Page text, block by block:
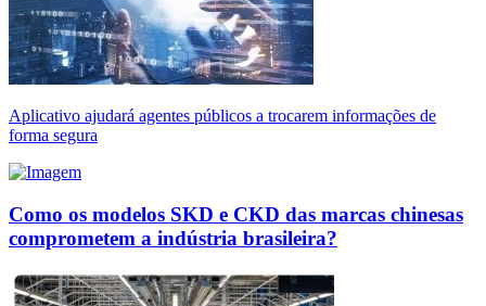
Aplicativo ajudará agentes públicos a trocarem informações de
forma segura
Como os modelos SKD e CKD das marcas chinesas
comprometem a indústria brasileira?